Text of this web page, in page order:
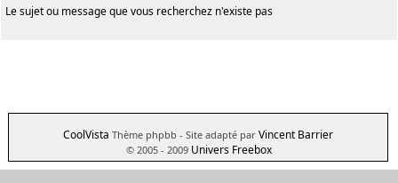
Le sujet ou message que vous recherchez n'existe pas
CoolVista Thème phpbb - Site adapté par Vincent Barrier
© 2005 - 2009 Univers Freebox